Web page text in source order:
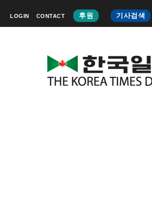
LOGIN CONTACT 후원 기사검색